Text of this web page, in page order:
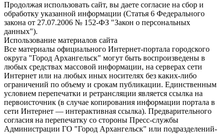
Продолжая использовать сайт, вы даете согласие на сбор и
обработку указанной информации (Статья 6 Федерального
закона от 27.07.2006 № 152-ФЗ "Закон о персональных
данных").
Использование материалов сайта
Все материалы официального Интернет-портала городского
округа "Город Архангельск" могут быть воспроизведены в
любых средствах массовой информации, на серверах сети
Интернет или на любых иных носителях без каких-либо
ограничений по объему и срокам публикации. Единственным
условием перепечатки и ретрансляции является ссылка на
первоисточник (в случае копирования информации портала в
сети Интернет — интерактивная ссылка). Предварительного
согласия на перепечатку со стороны Пресс-службы
Администрации ГО "Город Архангельск" или подразделений-